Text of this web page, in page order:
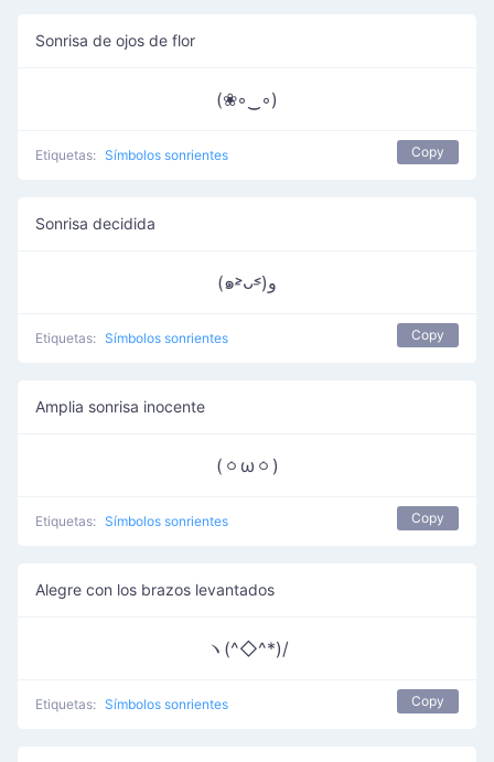
Sonrisa de ojos de flor
(❀◦‿◦)
Etiquetas: Símbolos sonrientes Copy
Sonrisa decidida
(๑˃̵ᴗ˂̵)و
Etiquetas: Símbolos sonrientes Copy
Amplia sonrisa inocente
(ㆁωㆁ)
Etiquetas: Símbolos sonrientes Copy
Alegre con los brazos levantados
ヽ(^◇^*)/
Etiquetas: Símbolos sonrientes Copy